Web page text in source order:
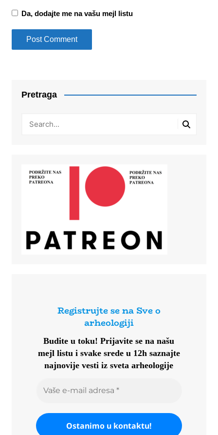
Da, dodajte me na vašu mejl listu
Pretraga
Registrujte se na Sve o
arheologiji
Budite u toku!Prijavite se na našu
mejl listu i svake srede u 12h saznajte
najnovije vesti iz sveta arheologije